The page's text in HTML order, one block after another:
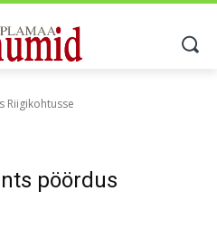
Riigikohtusse
pöördus